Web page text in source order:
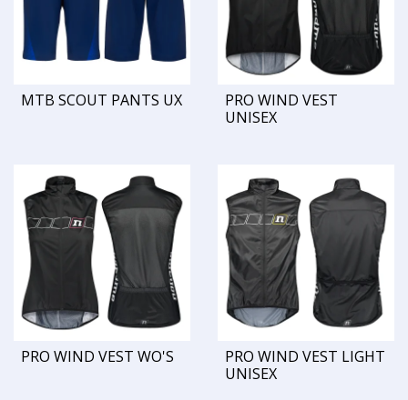
MTB SCOUT PANTS UX
PRO WIND VEST
UNISEX
PRO WIND VEST WO'S
PRO WIND VEST LIGHT
UNISEX